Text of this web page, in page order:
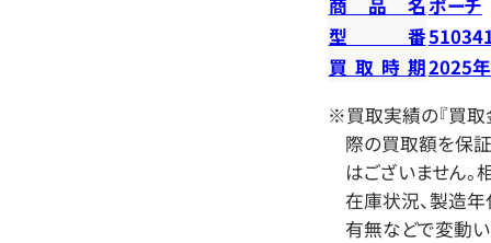
商品名ポーチ
型番
買取時期2025
※買取実績の『買取
際の買取額を保
はございません。
在庫状況、製造年
有無などで変動い